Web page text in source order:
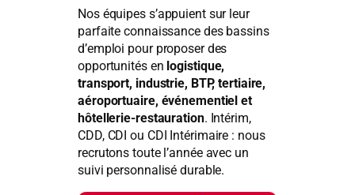
Nos équipes s’appuient sur leur
parfaite connaissance des bassins
d’emploi pour proposer des
opportunités en logistique,
transport, industrie, BTP, tertiaire,
aéroportuaire, événementiel et
hôtellerie-restauration. Intérim,
CDD, CDI ou CDI Intérimaire : nous
recrutons toute l’année avec un
suivi personnalisé durable.